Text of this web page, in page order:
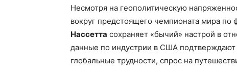
Несмотря на геополитическую
вокруг предстоящего чемпионата мира по
Нассетта сохраняет «бычий» настрой в
данные по индустрии в США подтверждают
глобальные трудности, спрос на